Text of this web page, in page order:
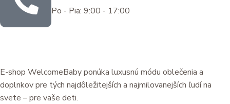
Po - Pia: 9:00 - 17:00
E-shop WelcomeBaby ponúka luxusnú módu oblečenia a
doplnkov pre tých najdôležitejších a najmilovanejších ľudí na
svete – pre vaše deti.